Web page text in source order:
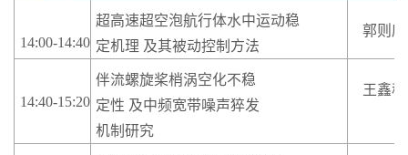
14:00-14:40
超高速超空泡航行体水中运动稳
定机理 及其被动控制方法
郭则庆
14:40-15:20
伴流螺旋桨梢涡空化不稳
定性 及中频宽带噪声猝发
机制研究
王鑫程